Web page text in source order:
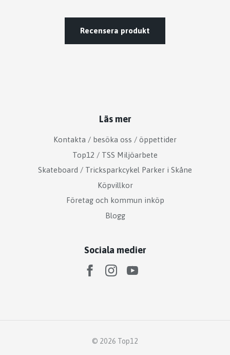
Recensera produkt
Läs mer
Kontakta / besöka oss / öppettider
Top12 / TSS Miljöarbete
Skateboard / Tricksparkcykel Parker i Skåne
Köpvillkor
Företag och kommun inköp
Blogg
Sociala medier
© 2026 Top12